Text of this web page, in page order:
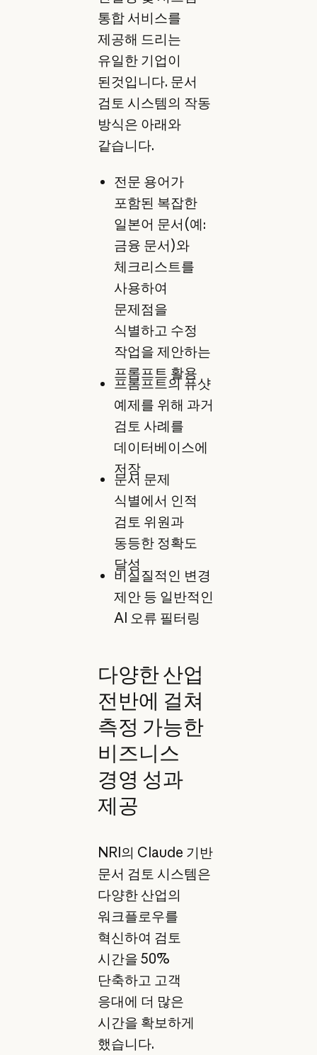
통합 서비스를
제공해 드리는
유일한 기업이
된것입니다. 문서
검토 시스템의 작동
방식은 아래와
같습니다.
전문 용어가
포함된 복잡한
일본어 문서(예:
금융 문서)와
체크리스트를
사용하여
문제점을
식별하고 수정
작업을 제안하는
프롬프트 활용
프롬프트의 퓨샷
예제를 위해 과거
검토 사례를
데이터베이스에
저장
문서 문제
식별에서 인적
검토 위원과
동등한 정확도
달성
비실질적인 변경
제안 등 일반적인
AI 오류 필터링
다양한 산업
전반에 걸쳐
측정 가능한
비즈니스
경영 성과
제공
NRI의 Claude 기반
문서 검토 시스템은
다양한 산업의
워크플로우를
혁신하여 검토
시간을 50%
단축하고 고객
응대에 더 많은
시간을 확보하게
했습니다.